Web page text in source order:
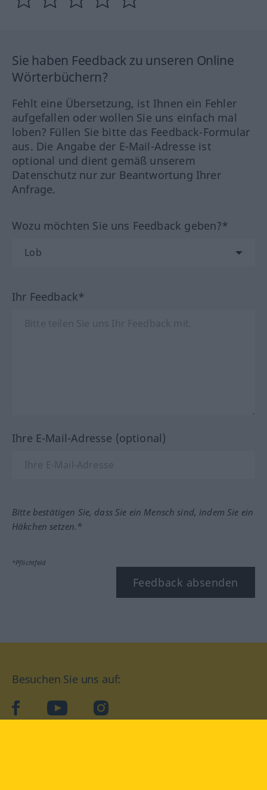
Sie haben Feedback zu unseren Online
Wörterbüchern?
Fehlt eine Übersetzung, ist Ihnen ein Fehler
aufgefallen oder wollen Sie uns einfach mal
loben? Füllen Sie bitte das Feedback-Formular
aus. Die Angabe der E-Mail-Adresse ist
optional und dient gemäß unserem
Datenschutz nur zur Beantwortung Ihrer
Anfrage.
Wozu möchten Sie uns Feedback geben?*
Ihr Feedback*
Ihre E-Mail-Adresse (optional)
Bitte bestätigen Sie, dass Sie ein Mensch sind, indem Sie ein
Häkchen setzen.*
*Pflichtfeld
Feedback absenden
Besuchen Sie uns auf:
facebookYouTube Instagram